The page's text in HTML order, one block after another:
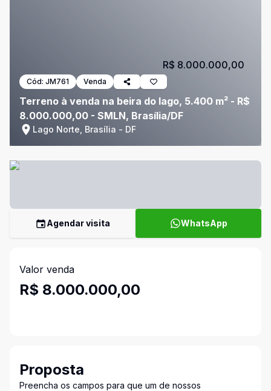
Cód: JM761 Venda
Terreno à venda na beira do lago, 5.400 m² - R$
8.000.000,00 - SMLN, Brasília/DF
Lago Norte, Brasília - DF
R$ 8.000.000,00
Agendar visita WhatsApp
Valor venda
R$ 8.000.000,00
Proposta
Preencha os campos para que um de nossos